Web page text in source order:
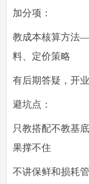
加分项 ：
教成本核算方法
料、定价策略
有后期答疑，开
避坑点 ：
只教搭配不教基
果撑不住
不讲保鲜和损耗